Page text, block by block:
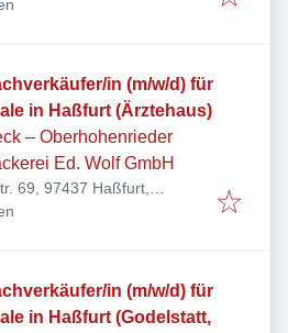
in (m/w/d) für
in Haßfurt (Ärztehaus)
– Oberhohenrieder
Ed. Wolf GmbH
69, 97437 Haßfurt,
:
in (m/w/d) für
in Haßfurt (Godelstatt,